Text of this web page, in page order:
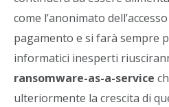
come l’anonimato
pagamento e si farà sempre
informatici inesperti
ransomware-as-a-service
ulteriormente la crescita di